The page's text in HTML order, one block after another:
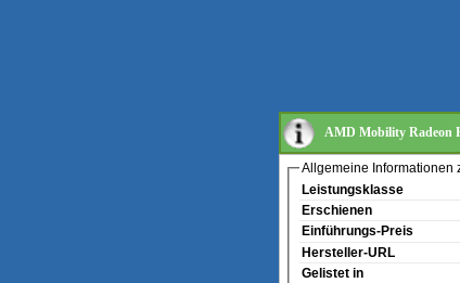
AMD Mobility Radeon
Allgemeine Informationen
Leistungsklasse
Erschienen
Einführungs-Preis
Hersteller-URL
Gelistet in